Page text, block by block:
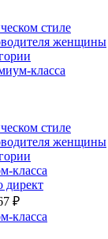
стиле
женщины
класса
стиле
женщины
класса
директ
₽
класса